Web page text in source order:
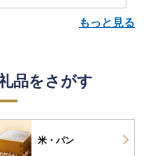
もっと見る
品をさがす
米・パン